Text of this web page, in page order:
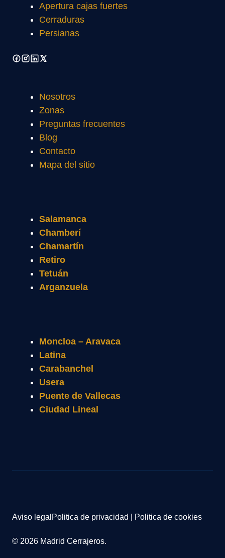
Apertura cajas fuertes
Cerraduras
Persianas
Nosotros
Zonas
Preguntas frecuentes
Blog
Contacto
Mapa del sitio
Salamanca
Chamberí
Chamartín
Retiro
Tetuán
Arganzuela
Moncloa – Aravaca
Latina
Carabanchel
Usera
Puente de Vallecas
Ciudad Lineal
© 2026 Madrid Cerrajeros.
Aviso legal Politica de privacidad Politica de cookies